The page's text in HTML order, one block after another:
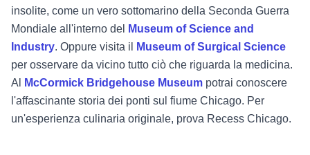
insolite, come un vero sottomarino della Seconda Guerra
Mondiale all'interno del
Museum of Science and
Industry. Oppure visita il
Museum of Surgical Science
per osservare da vicino tutto ciò che riguarda la medicina.
Al
McCormick Bridgehouse Museum potrai conoscere
l'affascinante storia dei ponti sul fiume Chicago. Per
un'esperienza culinaria originale, prova Recess Chicago.